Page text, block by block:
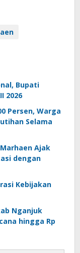
Bupati
2026
Persen, Warga
Selama
Ajak
dengan
Kebijakan
Nganjuk
hingga Rp